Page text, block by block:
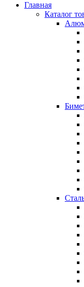
Главная
Каталог